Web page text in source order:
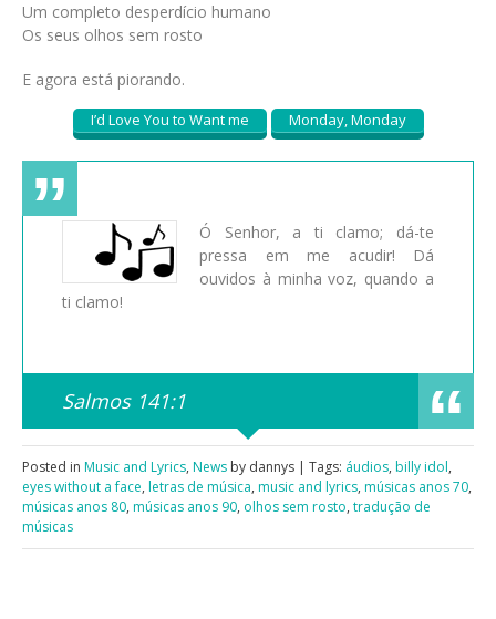
Um completo desperdício humano
Os seus olhos sem rosto
E agora está piorando.
I’d Love You to Want me Monday, Monday
Ó Senhor, a ti clamo; dá-te
pressa em me acudir! Dá
ouvidos à minha voz, quando a
ti clamo!
Salmos 141:1
Posted in Music and Lyrics, News by dannys | Tags: áudios, billy idol,
eyes without a face, letras de música, music and lyrics, músicas anos 70,
músicas anos 80, músicas anos 90, olhos sem rosto, tradução de
músicas